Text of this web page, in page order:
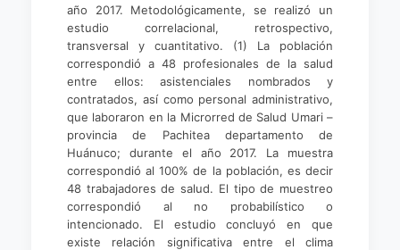
año 2017. Metodológicamente, se realizó un
estudio correlacional, retrospectivo,
transversal y cuantitativo. (1) La población
correspondió a 48 profesionales de la salud
entre ellos: asistenciales nombrados y
contratados, así como personal administrativo,
que laboraron en la Microrred de Salud Umari –
provincia de Pachitea departamento de
Huánuco; durante el año 2017. La muestra
correspondió al 100% de la población, es decir
48 trabajadores de salud. El tipo de muestreo
correspondió al no probabilístico o
intencionado. El estudio concluyó en que
existe relación significativa entre el clima